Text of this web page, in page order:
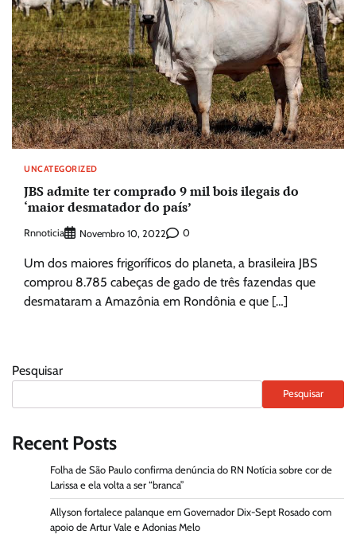
UNCATEGORIZED
JBS admite ter comprado 9 mil bois ilegais do
‘maior desmatador do país’
Rnnoticia Novembro 10, 2022 0
Um dos maiores frigoríficos do planeta, a brasileira JBS
comprou 8.785 cabeças de gado de três fazendas que
desmataram a Amazônia em Rondônia e que […]
Pesquisar
Pesquisar
Recent Posts
Folha de São Paulo confirma denúncia do RN Notícia sobre cor de
Larissa e ela volta a ser “branca”
Allyson fortalece palanque em Governador Dix-Sept Rosado com
apoio de Artur Vale e Adonias Melo